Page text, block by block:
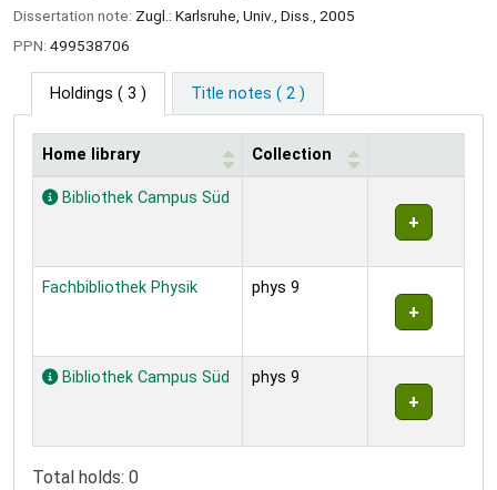
Dissertation note: Zugl.: Karlsruhe, Univ., Diss., 2005
PPN: 499538706
Holdings ( 3 ) Title notes ( 2 )
Holdings
Home library Collection
Bibliothek Campus Süd
Fachbibliothek Physik phys 9
Bibliothek Campus Süd phys 9
Total holds: 0